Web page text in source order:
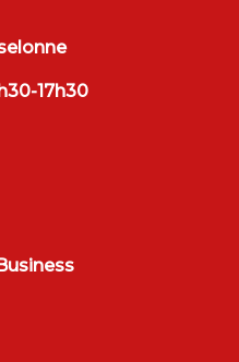
17h30